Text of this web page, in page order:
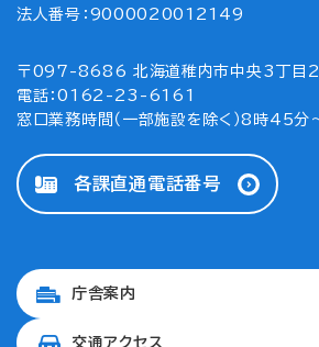
法人番号：9000020012149
〒097-8686 北海道稚内市中央3丁目
電話：0162-23-6161
窓口業務時間（一部施設を除く）8時45
各課直通電話番号
庁舎案内
交通アクセス